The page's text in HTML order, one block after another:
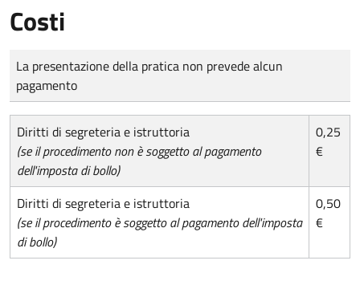
Costi
Tipo di pagamento
Importo
La presentazione della pratica non prevede alcun
pagamento
Diritti di segreteria e istruttoria
(se il procedimento non è soggetto al pagamento
dell'imposta di bollo)
0,25
€
Diritti di segreteria e istruttoria
(se il procedimento è soggetto al pagamento dell'imposta
di bollo)
0,50
€